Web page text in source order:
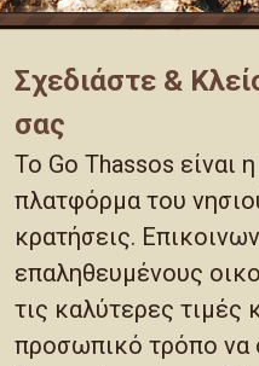
Σχεδιάστε &
σας
Το Go Thassos είναι
πλατφόρμα του
κρατήσεις.
επαληθευμένους
τις καλύτερες τιμές
προσωπικό τρόπο να